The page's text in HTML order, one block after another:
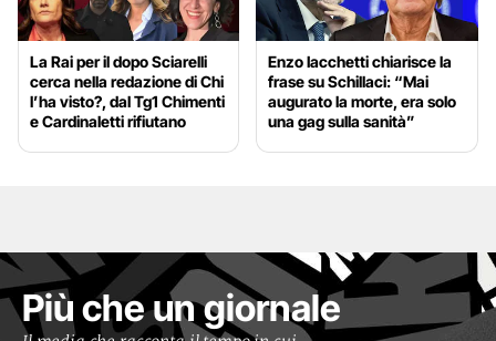
La Rai per il dopo Sciarelli
cerca nella redazione di Chi
l’ha visto?, dal Tg1 Chimenti
e Cardinaletti rifiutano
Enzo Iacchetti chiarisce la
frase su Schillaci: “Mai
augurato la morte, era solo
una gag sulla sanità”
Più che un giornale